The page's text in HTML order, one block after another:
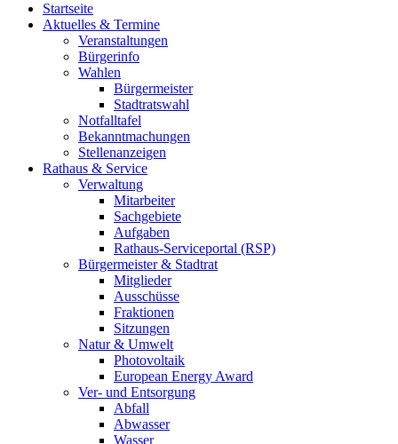
Startseite
Aktuelles & Termine
Veranstaltungen
Bürgerinfo
Wahlen
Bürgermeister
Stadtratswahl
Notfalltafel
Bekanntmachungen
Stellenanzeigen
Rathaus & Service
Verwaltung
Mitarbeiter
Sachgebiete
Aufgaben
Rathaus-Serviceportal (RSP)
Bürgermeister & Stadtrat
Mitglieder
Ausschüsse
Fraktionen
Sitzungen
Natur & Umwelt
Photovoltaik
European Energy Award
Ver- und Entsorgung
Abfall
Abwasser
Wasser